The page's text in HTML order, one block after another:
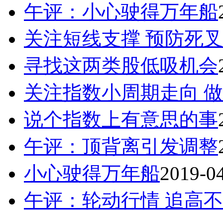
午评：小心驶得万年船
关注短线支撑 预防死
寻找这两类股低吸机会
关注指数小周期走向
说个指数上有意思的事
午评：顶背离引发调整
小心驶得万年船2019-
午评：轮动行情 追高